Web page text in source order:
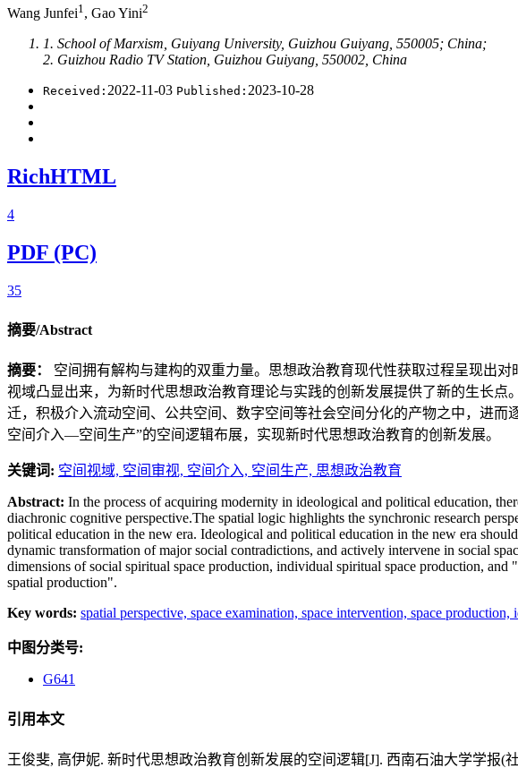
Wang Junfei1 , Gao Yini2
1. School of Marxism, Guiyang University, Guizhou Guiyang, 550005; China;
2. Guizhou Radio TV Station, Guizhou Guiyang, 550002, China
Received: 2022-11-03 Published: 2023-10-28
RichHTML
4
PDF (PC)
35
摘要/Abstract
摘要： 空间拥有解构与建构的双重力量。思想政治教育现代性获取过程呈现出
视域凸显出来，为新时代思想政治教育理论与实践的创新发展提供了新的生长
迁，积极介入流动空间、公共空间、数字空间等社会空间分化的产物之中，进
空间介入—空间生产”的空间逻辑布展，实现新时代思想政治教育的创新发展。
关键词: 空间视域, 空间审视, 空间介入, 空间生产, 思想政治教育
Abstract: In the process of acquiring modernity in ideological and political education,
diachronic cognitive perspective.The spatial logic highlights the synchronic research
political education in the new era. Ideological and political education in the new era
dynamic transformation of major social contradictions, and actively intervene in social
dimensions of social spiritual space production, individual spiritual space production,
spatial production".
Key words: spatial perspective, space examination, space intervention, space production,
中图分类号:
G641
引用本文
王俊斐, 高伊妮. 新时代思想政治教育创新发展的空间逻辑[J]. 西南石油大学学报(